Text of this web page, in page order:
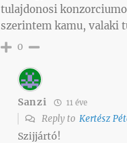
tulajdonosi
szerintem kamu, valaki
0
Sanzi 11 éve
Reply to Kertész
Szijjártó!